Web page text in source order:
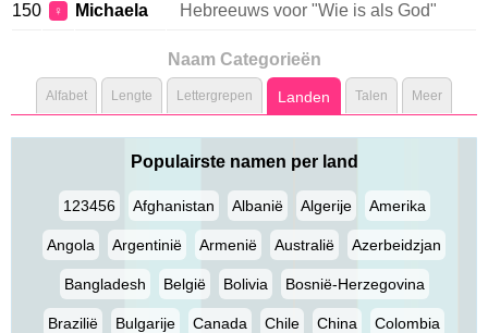
150 ♀ Michaela Hebreeuws voor "Wie is als God"
Naam Categorieën
Alfabet Lengte Lettergrepen Landen Talen Meer
Populairste namen per land
123456 Afghanistan Albanië Algerije Amerika
Angola Argentinië Armenië Australië Azerbeidzjan
Bangladesh België Bolivia Bosnië-Herzegovina
Brazilië Bulgarije Canada Chile China Colombia